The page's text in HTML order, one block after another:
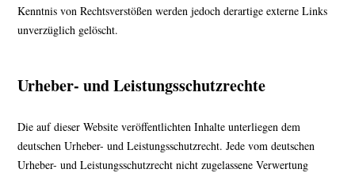
Kenntnis von Rechtsverstößen werden jedoch derartige externe Links
unverzüglich gelöscht.
Urheber- und Leistungsschutzrechte
Die auf dieser Website veröffentlichten Inhalte unterliegen dem
deutschen Urheber- und Leistungsschutzrecht. Jede vom deutschen
Urheber- und Leistungsschutzrecht nicht zugelassene Verwertung